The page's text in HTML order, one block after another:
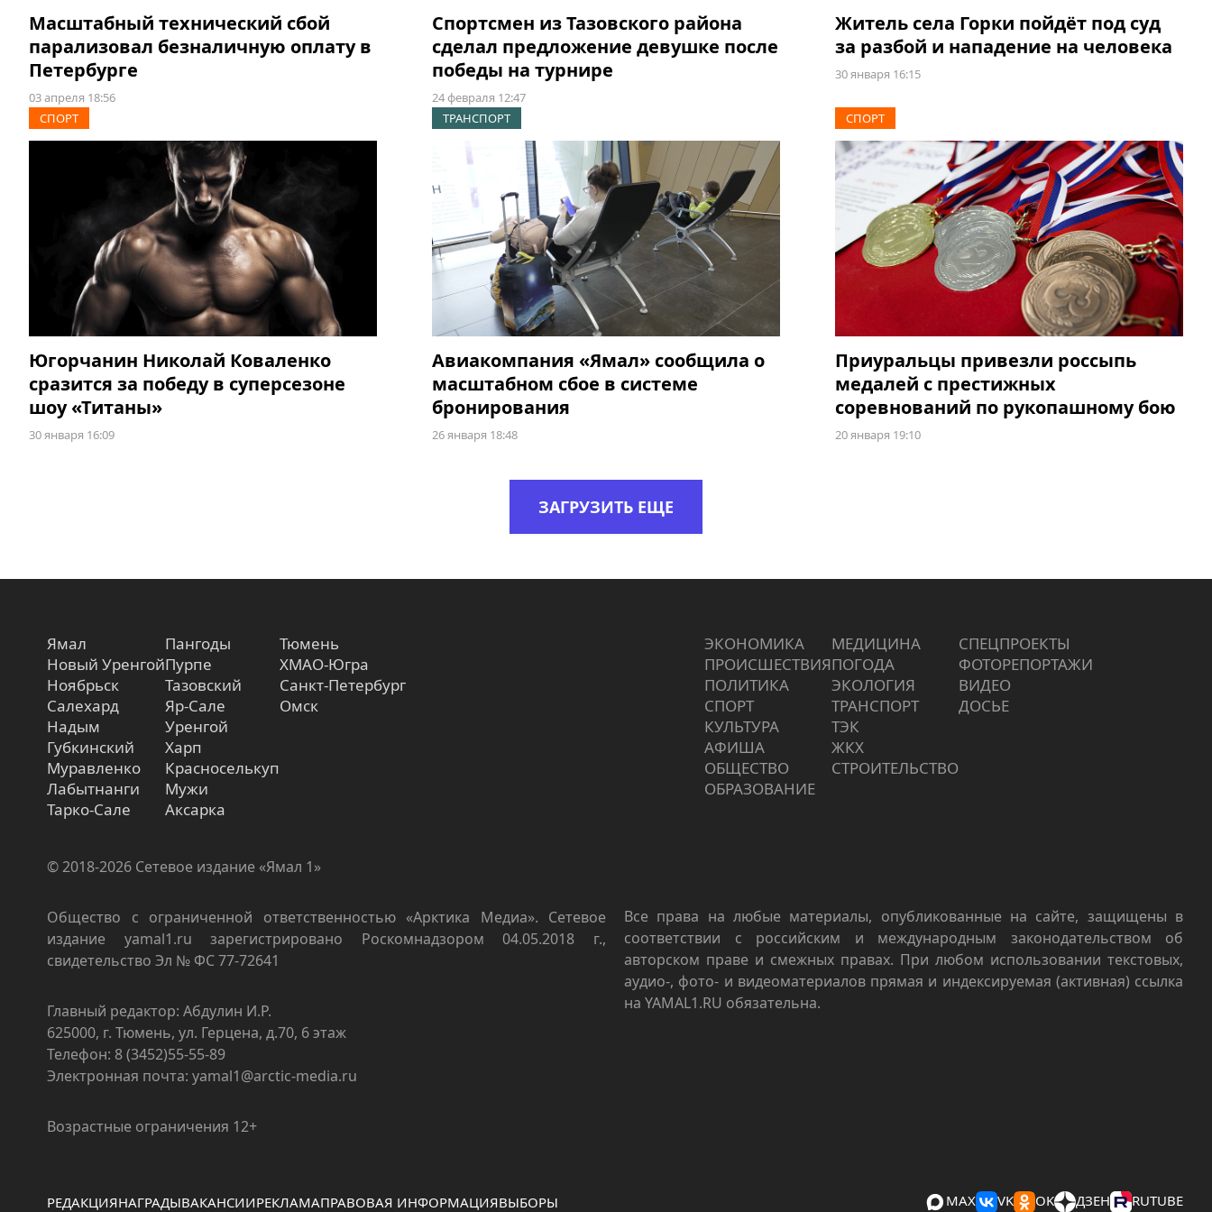
Масштабный технический сбой
парализовал безналичную оплату в
Петербурге
03 апреля 18:56
Спортсмен из Тазовского района
сделал предложение девушке после
победы на турнире
24 февраля 12:47
Житель села Горки пойдёт под суд
за разбой и нападение на человека
30 января 16:15
СПОРТ
Югорчанин Николай Коваленко
сразится за победу в суперсезоне
шоу «Титаны»
30 января 16:09
ТРАНСПОРТ
Авиакомпания «Ямал» сообщила о
масштабном сбое в системе
бронирования
26 января 18:48
СПОРТ
Приуральцы привезли россыпь
медалей с престижных
соревнований по рукопашному бою
20 января 19:10
ЗАГРУЗИТЬ ЕЩЕ
Ямал
Новый Уренгой
Ноябрьск
Салехард
Надым
Губкинский
Муравленко
Лабытнанги
Тарко-Сале
Пангоды
Пурпе
Тазовский
Яр-Сале
Уренгой
Харп
Красноселькуп
Мужи
Аксарка
Тюмень
ХМАО-Югра
Санкт-Петербург
Омск
ЭКОНОМИКА
ПРОИCШЕСТВИЯ
ПОЛИТИКА
СПОРТ
КУЛЬТУРА
АФИША
ОБЩЕСТВО
ОБРАЗОВАНИЕ
МЕДИЦИНА
ПОГОДА
ЭКОЛОГИЯ
ТРАНСПОРТ
ТЭК
ЖКХ
СТРОИТЕЛЬСТВО
СПЕЦПРОЕКТЫ
ФОТОРЕПОРТАЖИ
ВИДЕО
ДОСЬЕ
© 2018-2026 Сетевое издание «Ямал 1»
Общество с ограниченной ответственностью «Арктика Медиа». Сетевое
издание yamal1.ru зарегистрировано Роскомнадзором 04.05.2018 г.,
свидетельство Эл № ФС 77-72641
Главный редактор: Абдулин И.Р.
625000, г. Тюмень, ул. Герцена, д.70, 6 этаж
Телефон: 8 (3452)55-55-89
Электронная почта: yamal1@arctic-media.ru
Возрастные ограничения 12+
Все права на любые материалы, опубликованные на сайте, защищены в
соответствии с российским и международным законодательством об
авторском праве и смежных правах. При любом использовании текстовых,
аудио-, фото- и видеоматериалов прямая и индексируемая (активная) ссылка
на YAMAL1.RU обязательна.
РЕДАКЦИЯНАГРАДЫВАКАНСИИРЕКЛАМАПРАВОВАЯ ИНФОРМАЦИЯВЫБОРЫ MAX VK OK ДЗЕН RUTUBE